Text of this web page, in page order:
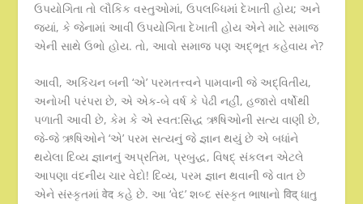
ઉપયોગિતા તો લૌકિક વસ્તુઓમાં, ઉપલબ્ધિમાં દેખાતી હોય; અને
જ્યાં, કે જેનામાં આવી ઉપયોગિતા દેખાતી હોય એને માટે સમાજ
એની સાથે ઉભો હોય. તો, આવો સમાજ પણ અદ્ભૂત કહેવાય ને?
આવી, અકિંચન બની ‘એ’ પરમતત્ત્વને પામવાની જે અદ્વિતીય,
અનોખી પરંપરા છે, એ એક-બે વર્ષ કે પેઢી નહીં, હજારો વર્ષોથી
પળાતી આવી છે, કેમ કે એ સ્વત:સિદ્ધ ઋષિઓની સત્ય વાણી છે,
જે-જે ઋષિઓને ‘એ’ પરમ સત્યનું જે જ્ઞાન થયું છે એ બધાંને
થયેલા દિવ્ય જ્ઞાનનું અપ્રતિમ, પ્રબુદ્ધ, વિષદ્ સંકલન એટલે
આપણા વંદનીય ચાર વેદો! દિવ્ય, પરમ જ્ઞાન થવાની જે વાત છે
એને સંસ્કૃતમાં वेद કહે છે. આ ‘વેદ’ શબ્દ સંસ્કૃત ભાષાનો विद् ધાતુ